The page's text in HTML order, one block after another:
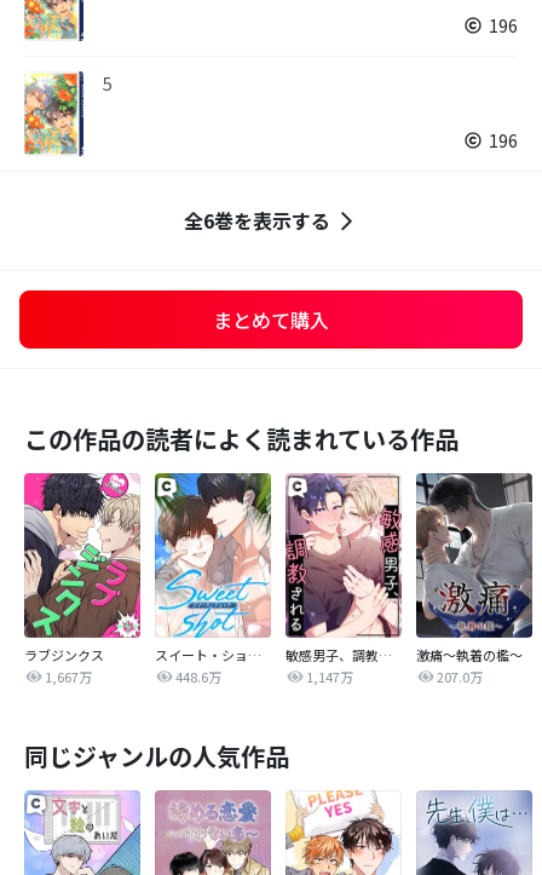
196
5
196
全6巻を表示する
まとめて購入
この作品の読者によく読まれている作品
ラブジンクス
1,667万
スイート・ショット
448.6万
敏感男子、調教される
1,147万
激痛～執着の檻～
207.0万
同じジャンルの人気作品